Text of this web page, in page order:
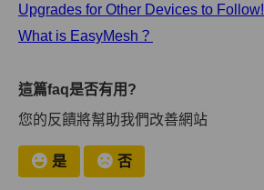
Upgrades for Other Devices to Follow!
What is EasyMesh？
這篇faq是否有用?
您的反饋將幫助我們改善網站
是 否